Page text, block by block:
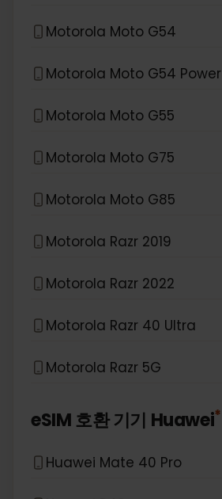
Motorola Moto G54
Motorola Moto G54 Power
Motorola Moto G55
Motorola Moto G75
Motorola Moto G85
Motorola Razr 2019
Motorola Razr 2022
Motorola Razr 40 Ultra
Motorola Razr 5G
eSIM 호환 기기 Huawei*
Huawei Mate 40 Pro